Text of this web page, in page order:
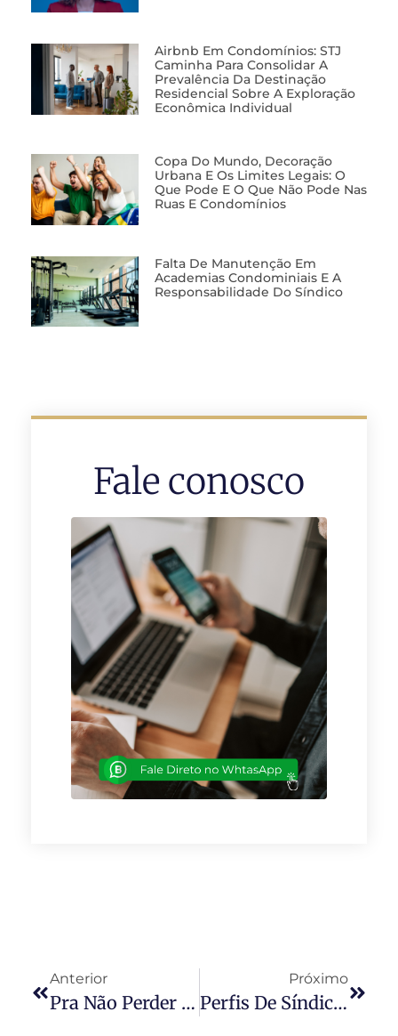
Airbnb Em Condomínios: STJ
Caminha Para Consolidar A
Prevalência Da Destinação
Residencial Sobre A Exploração
Econômica Individual
Copa Do Mundo, Decoração
Urbana E Os Limites Legais: O
Que Pode E O Que Não Pode Nas
Ruas E Condomínios
Falta De Manutenção Em
Academias Condominiais E A
Responsabilidade Do Síndico
Fale conosco
Anterior
Pra Não Perder O Rumo
Próximo
Perfis De Síndico: Qual É O Seu?